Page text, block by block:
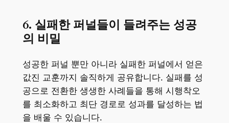
6. 실패한 퍼널들이 들려주는 성공
의 비밀
성공한 퍼널 뿐만 아니라 실패한 퍼널에서 얻은
값진 교훈까지 솔직하게 공유합니다. 실패를 성
공으로 전환한 생생한 사례들을 통해 시행착오
를 최소화하고 최단 경로로 성과를 달성하는 법
을 배울 수 있습니다.